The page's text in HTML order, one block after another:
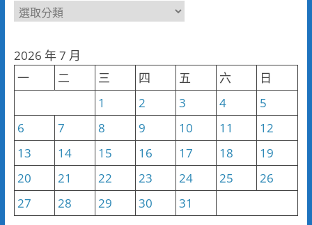
新
類
2026 年 7 月
一
二 三 四 五 六
日
1
2 3 4
5
6
7 8 9 10 11
12
13
14 15 16 17 18
19
20
21 22 23 24 25
26
27
28 29 30 31